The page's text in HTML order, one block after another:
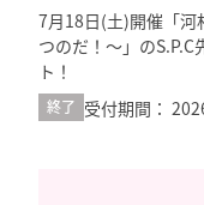
7月18日(土)開催「河
つのだ！～」の
ト！
終了 受付期間：